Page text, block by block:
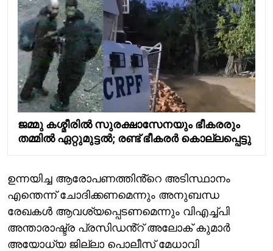
ജമ്മു കശ്മീരിൽ സുരക്ഷാസേനയും ഭീകരരും
തമ്മില്‍ ഏറ്റുമുട്ടല്‍; രണ്ട് ഭീകരർ കൊല്ലപ്പെട്ടു
ഉന്നയിച്ച ആരോപണത്തിൻ്റെ അടിസ്ഥാനം
എന്തെന്ന് ചോദിക്കണമെന്നും അനുബന്ധ
രേഖകൾ ആവശ്യപ്പെടണമെന്നും വിഎച്ച്പി
അന്താരാഷ്ട്ര പ്രസിഡൻ്റ് അലോക് കുമാർ
അയോധ്യ ജില്ലാ പൊലീസ് മേധാവി